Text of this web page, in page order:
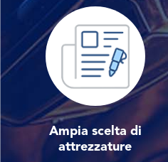
Ampia scelta di
attrezzature